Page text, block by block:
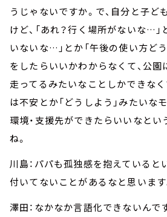
うじゃないですか。で、自分と子ど
けど、「あれ？行く場所がないな…」
いないな…」とか「午後の使い方ど
をしたらいいかわからなくて、公
走ってるみたいなことしかできな
は不安とか「どうしよう」みたいな
環境・支援先ができたらいいなと
ね。
川島：パパも孤独感を抱えていると
付いてないことがあるなと思います
澤田：なかなか言語化できないんで